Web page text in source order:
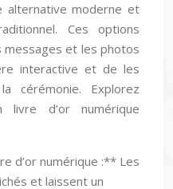
alternative moderne et
Ces options
et les photos
interactive et de les
cérémonie. Explorez
d’or numérique
d’or numérique :** Les
et laissent un